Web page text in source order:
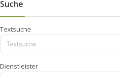
Suche
Textsuche
Dienstleister